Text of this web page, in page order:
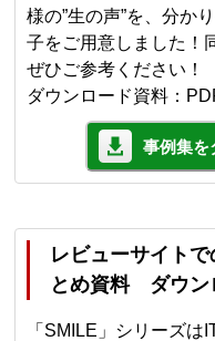
様の”生の声”を、分か
子をご用意しました！
ぜひご参考ください！
ダウンロード資料：
事例集を
レビューサイト
とめ資料 ダウン
「SMILE」シリーズは